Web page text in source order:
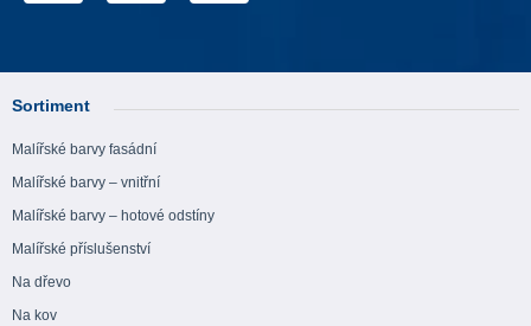
Sortiment
Malířské barvy fasádní
Malířské barvy – vnitřní
Malířské barvy – hotové odstíny
Malířské příslušenství
Na dřevo
Na kov